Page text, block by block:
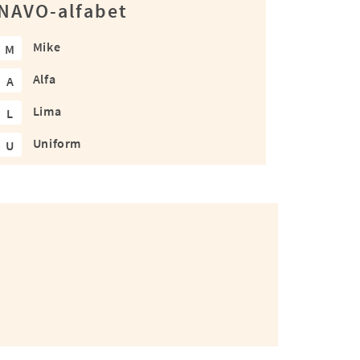
alfabet
M Mike
A Alfa
L Lima
U Uniform